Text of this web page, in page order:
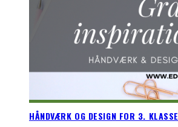
HÅNDVÆRK OG DESIGN FOR 3. KLASSE